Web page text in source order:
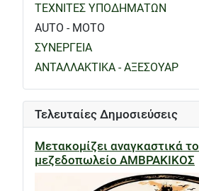
ΤΕΧΝΙΤΕΣ ΥΠΟΔΗΜΑΤΩΝ
AUTO - MOTO
ΣΥΝΕΡΓΕΙΑ
ΑΝΤΑΛΛΑΚΤΙΚΑ - ΑΞΕΣΟΥΑΡ
Τελευταίες Δημοσιεύσεις
Μετακομίζει αναγκαστικά το
μεζεδοπωλείο ΑΜΒΡΑΚΙΚΟΣ